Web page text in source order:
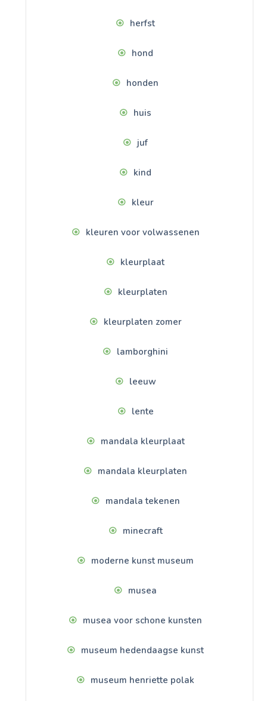
herfst
hond
honden
huis
juf
kind
kleur
kleuren voor volwassenen
kleurplaat
kleurplaten
kleurplaten zomer
lamborghini
leeuw
lente
mandala kleurplaat
mandala kleurplaten
mandala tekenen
minecraft
moderne kunst museum
musea
musea voor schone kunsten
museum hedendaagse kunst
museum henriette polak